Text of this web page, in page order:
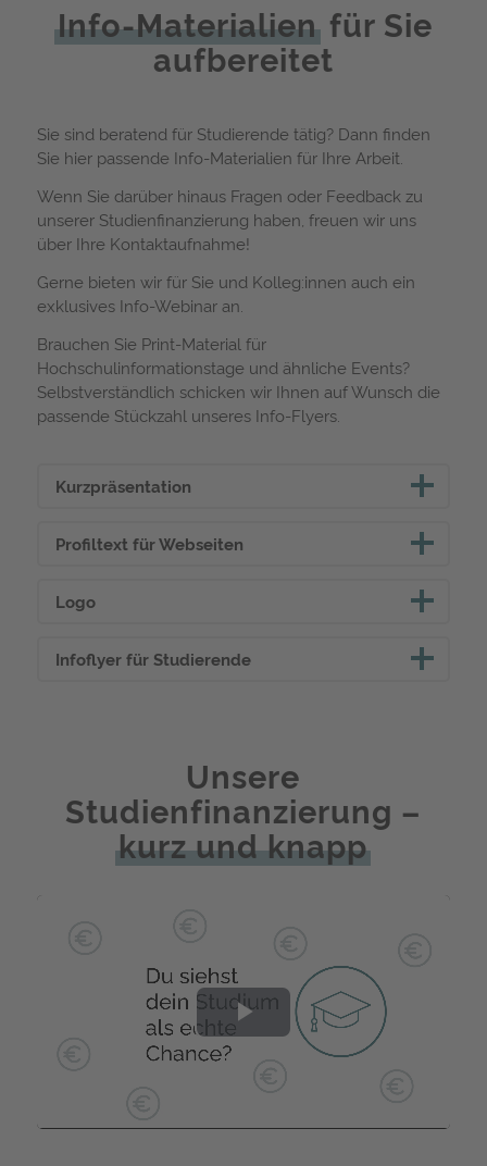
Info-Materialienfür Sie
aufbereitet
Sie sind beratend für Studierende tätig? Dann finden
Sie hier passende Info-Materialien für Ihre Arbeit.
Wenn Sie darüber hinaus Fragen oder Feedback zu
unserer Studienfinanzierung haben, freuen wir uns
über Ihre Kontaktaufnahme!
Gerne bieten wir für Sie und Kolleg:innen auch ein
exklusives Info-Webinar an.
Brauchen Sie Print-Material für
Hochschulinformationstage und ähnliche Events?
Selbstverständlich schicken wir Ihnen auf Wunsch die
passende Stückzahl unseres Info-Flyers.
Kurzpräsentation
Profiltext für Webseiten
Logo
Infoflyer für Studierende
Unsere
Studienfinanzierung –
kurz und knapp
Play